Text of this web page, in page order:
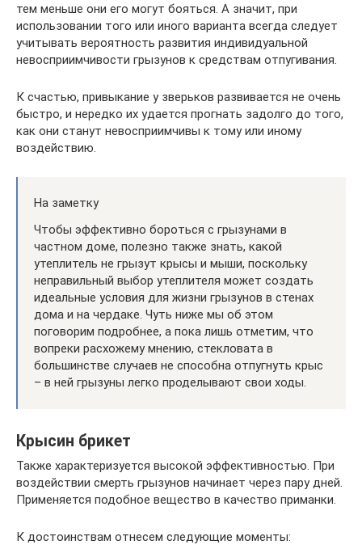
тем меньше они его могут бояться. А значит, при
использовании того или иного варианта всегда следует
учитывать вероятность развития индивидуальной
невосприимчивости грызунов к средствам отпугивания.
К счастью, привыкание у зверьков развивается не очень
быстро, и нередко их удается прогнать задолго до того,
как они станут невосприимчивы к тому или иному
воздействию.
На заметку
Чтобы эффективно бороться с грызунами в
частном доме, полезно также знать, какой
утеплитель не грызут крысы и мыши, поскольку
неправильный выбор утеплителя может создать
идеальные условия для жизни грызунов в стенах
дома и на чердаке. Чуть ниже мы об этом
поговорим подробнее, а пока лишь отметим, что
вопреки расхожему мнению, стекловата в
большинстве случаев не способна отпугнуть крыс
– в ней грызуны легко проделывают свои ходы.
Крысин брикет
Также характеризуется высокой эффективностью. При
воздействии смерть грызунов начинает через пару дней.
Применяется подобное вещество в качество приманки.
К достоинствам отнесем следующие моменты: